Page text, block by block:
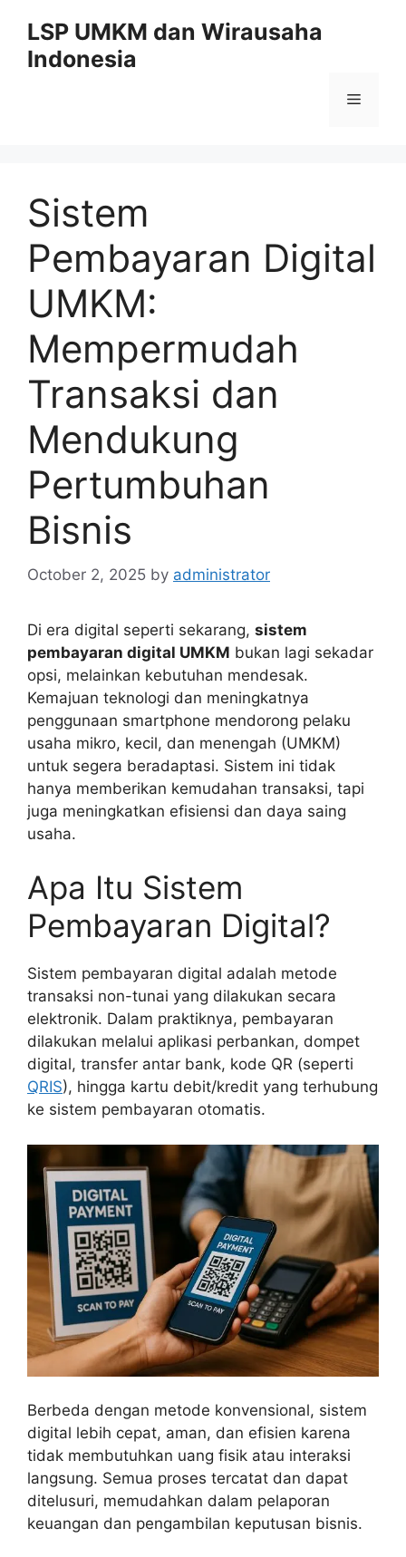
content
LSP UMKM dan Wirausaha
Indonesia
Menu
Sistem
Pembayaran Digital
UMKM:
Mempermudah
Transaksi dan
Mendukung
Pertumbuhan
Bisnis
October 2, 2025 by administrator
Di era digital seperti sekarang, sistem
pembayaran digital UMKM bukan lagi sekadar
opsi, melainkan kebutuhan mendesak.
Kemajuan teknologi dan meningkatnya
penggunaan smartphone mendorong pelaku
usaha mikro, kecil, dan menengah (UMKM)
untuk segera beradaptasi. Sistem ini tidak
hanya memberikan kemudahan transaksi, tapi
juga meningkatkan efisiensi dan daya saing
usaha.
Apa Itu Sistem
Pembayaran Digital?
Sistem pembayaran digital adalah metode
transaksi non-tunai yang dilakukan secara
elektronik. Dalam praktiknya, pembayaran
dilakukan melalui aplikasi perbankan, dompet
digital, transfer antar bank, kode QR (seperti
QRIS), hingga kartu debit/kredit yang terhubung
ke sistem pembayaran otomatis.
Berbeda dengan metode konvensional, sistem
digital lebih cepat, aman, dan efisien karena
tidak membutuhkan uang fisik atau interaksi
langsung. Semua proses tercatat dan dapat
ditelusuri, memudahkan dalam pelaporan
keuangan dan pengambilan keputusan bisnis.